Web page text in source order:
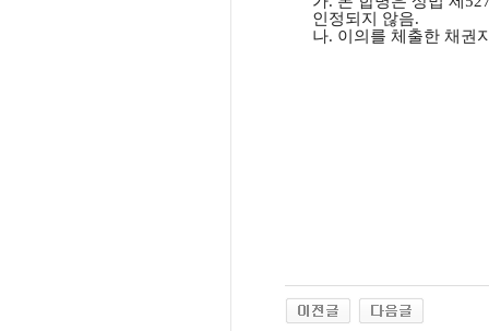
인정되지
않음.
나. 이의를 체출한 채권